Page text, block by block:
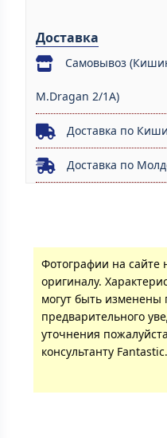
Доставка
Самовывоз
M.Dragan 2/1A)
Доставка по
Доставка по
Фотографии на сайте
оригиналу.
могут быть изменены
предварительного
уточнения
консультанту